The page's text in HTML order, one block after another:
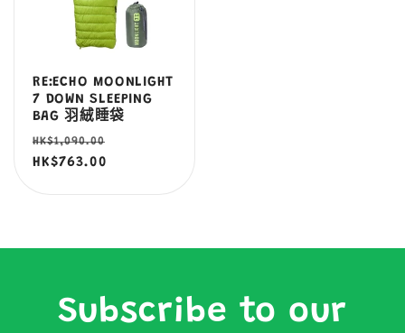
RE:ECHO MOONLIGHT
7 DOWN SLEEPING
BAG 羽絨睡袋
定
價
HK$1,090.00
HK$763.00
Subscribe to our